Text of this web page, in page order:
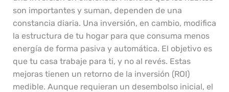
son importantes y suman, dependen de una
constancia diaria. Una inversión, en cambio, modifica
la estructura de tu hogar para que consuma menos
energía de forma pasiva y automática. El objetivo es
que tu casa trabaje para ti, y no al revés. Estas
mejoras tienen un retorno de la inversión (ROI)
medible. Aunque requieran un desembolso inicial, el